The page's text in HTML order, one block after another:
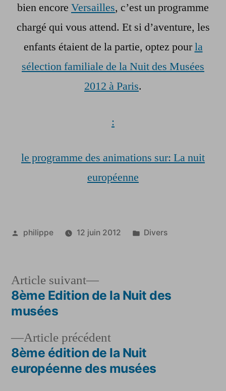
bien encore Versailles, c’est un programme
chargé qui vous attend. Et si d’aventure, les
enfants étaient de la partie, optez pourla
sélection familiale de la Nuit des Musées
2012 à Paris.
:
le programme des animations sur: La nuit
européenne
Publié
philippe 12 juin 2012
Publié
Divers
Navigation
l’article
Article précédentArticle
précédent :
8ème édition de la Nuit
européenne des musées
Article suivant
Article
suivant :
8ème Edition de la Nuit des
musées